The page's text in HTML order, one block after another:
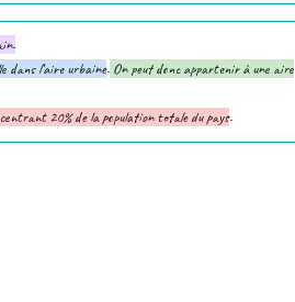
dans l’aire urbaine. On peut donc appartenir à une aire
20% de la population totale du pays.